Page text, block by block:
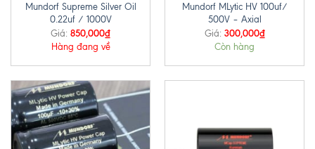
Mundorf Supreme Silver Oil
0.22uf / 1000V
Giá: 850,000₫
Hàng đang về
Mundorf MLytic HV 100uf/
500V – Axial
Giá: 300,000₫
Còn hàng